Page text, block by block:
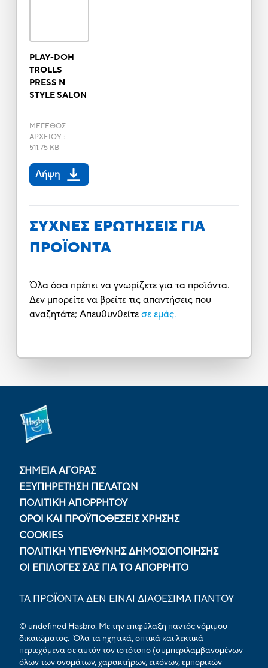
PLAY-DOH
TROLLS
PRESS N
STYLE SALON
ΜΕΓΕΘΟΣ
ΑΡΧΕΙΟΥ:
511.75 KB
Λήψη
ΣΥΧΝΕΣ ΕΡΩΤΗΣΕΙΣ ΓΙΑ
ΠΡΟΪΟΝΤΑ
Όλα όσα πρέπει να γνωρίζετε για τα προϊόντα.
Δεν μπορείτε να βρείτε τις απαντήσεις που
αναζητάτε; Απευθυνθείτε σε εμάς.
ΣΗΜΕΙΑ ΑΓΟΡΑΣ
ΕΞΥΠΗΡΕΤΗΣΗ ΠΕΛΑΤΩΝ
ΠΟΛΙΤΙΚΉ ΑΠΟΡΡΉΤΟΥ
ΟΡΟΙ ΚΑΙ ΠΡΟΫΠΟΘΕΣΕΙΣ ΧΡΗΣΗΣ
COOKIES
ΠΟΛΙΤΙΚΉ ΥΠΕΎΘΥΝΗΣ ΔΗΜΟΣΙΟΠΟΊΗΣΗΣ
ΟΙ ΕΠΙΛΟΓΈΣ ΣΑΣ ΓΙΑ ΤΟ ΑΠΌΡΡΗΤΟ
ΤΑ ΠΡΟΪΟΝΤΑ ΔΕΝ ΕΙΝΑΙ ΔΙΑΘΕΣΙΜΑ ΠΑΝΤΟΥ
© undefined Hasbro. Με την επιφύλαξη παντός νόμιμου
δικαιώματος. Όλα τα ηχητικά, οπτικά και λεκτικά
περιεχόμενα σε αυτόν τον ιστότοπο (συμπεριλαμβανομένων
όλων των ονομάτων, χαρακτήρων, εικόνων, εμπορικών